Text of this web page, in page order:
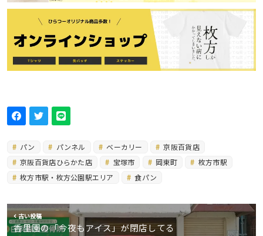
パン パンネル ベーカリー
京阪百貨店
京阪百貨店ひらかた店
宝塚市 岡東町
枚方市駅
枚方市駅・枚方公園駅エリア
食パン
古い投稿
香里園の「今夜もアイス」が閉店してる